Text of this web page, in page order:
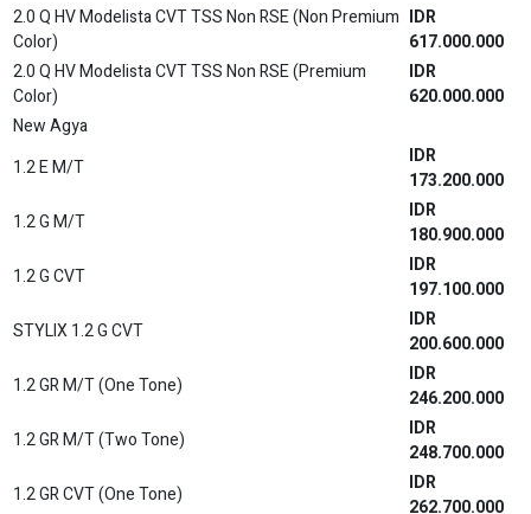
2.0 Q HV Modelista CVT TSS Non RSE (Non Premium
Color)
IDR
617.000.000
2.0 Q HV Modelista CVT TSS Non RSE (Premium
Color)
IDR
620.000.000
New Agya
1.2 E M/T
IDR
173.200.000
1.2 G M/T
IDR
180.900.000
1.2 G CVT
IDR
197.100.000
STYLIX 1.2 G CVT
IDR
200.600.000
1.2 GR M/T (One Tone)
IDR
246.200.000
1.2 GR M/T (Two Tone)
IDR
248.700.000
1.2 GR CVT (One Tone)
IDR
262.700.000